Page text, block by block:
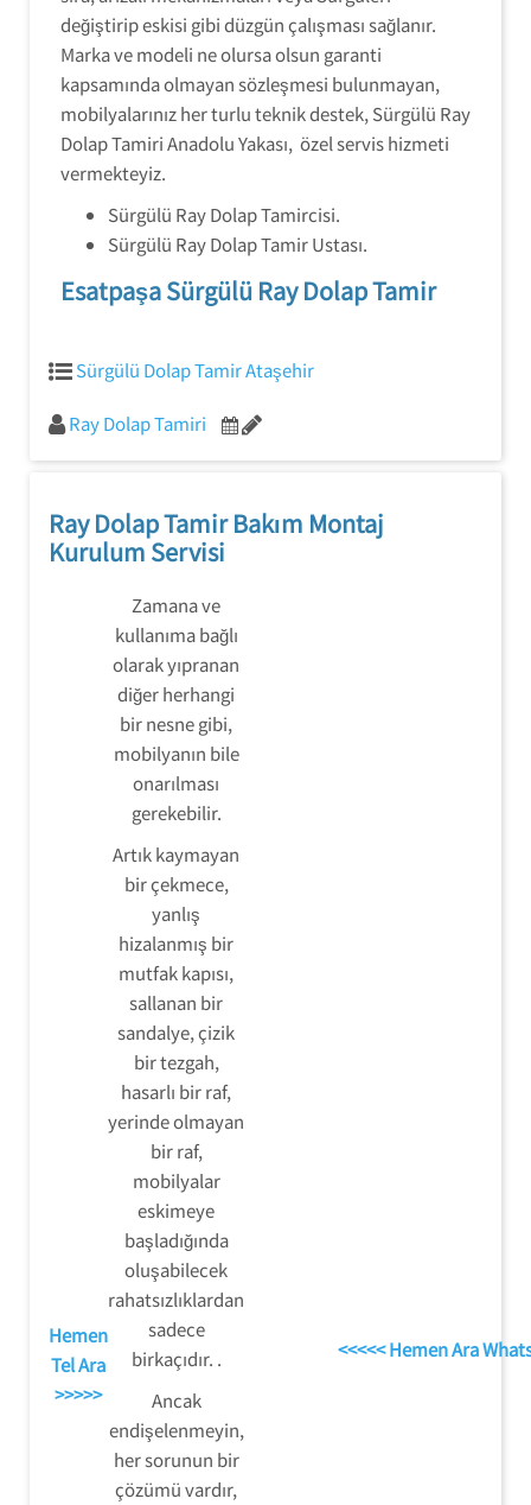
değiştirip eskisi gibi düzgün çalışması sağlanır.
Marka ve modeli ne olursa olsun garanti
kapsamında olmayan sözleşmesi bulunmayan,
mobilyalarınız her turlu teknik destek, Sürgülü Ray
Dolap Tamiri Anadolu Yakası, özel servis hizmeti
vermekteyiz.
Sürgülü Ray Dolap Tamircisi.
Sürgülü Ray Dolap Tamir Ustası.
Esatpaşa Sürgülü Ray Dolap Tamir
Sürgülü Dolap Tamir Ataşehir
Ray Dolap Tamiri
Ray Dolap Tamir Bakım Montaj
Kurulum Servisi
Hemen
Tel Ara
>>>>>
Zamana ve
kullanıma bağlı
olarak yıpranan
diğer herhangi
bir nesne gibi,
mobilyanın bile
onarılması
gerekebilir.
Artık kaymayan
bir çekmece,
yanlış
hizalanmış bir
mutfak kapısı,
sallanan bir
sandalye, çizik
bir tezgah,
hasarlı bir raf,
yerinde olmayan
bir raf,
mobilyalar
eskimeye
başladığında
oluşabilecek
rahatsızlıklardan
sadece
birkaçıdır. .
Ancak
endişelenmeyin,
her sorunun bir
çözümü vardır,
<<<<< Hemen Ara